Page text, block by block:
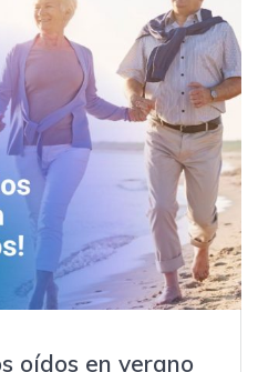
oídos en verano